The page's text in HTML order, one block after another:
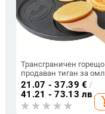
Трансграничен горещо
продаван тиган за
с четири дупки,
незалепващ тиган
Stone, домакински
за закуска, тиган за
21.07 - 37.39 € /
41.21 - 73.13 лв